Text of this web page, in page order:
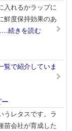
入れるかラップに
鮮度保持効果のあ
続きを読む
覧で紹介していま
うレタスです。ラ
苗会社が育成した